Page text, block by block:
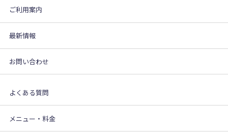
ご利用案内
最新情報
お問い合わせ
よくある質問
メニュー・料金